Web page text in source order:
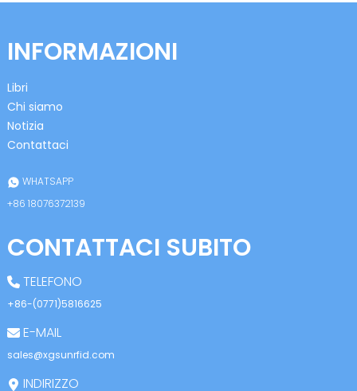
INFORMAZIONI
Libri
Chi siamo
Notizia
Contattaci
WHATSAPP
+86 18076372139
CONTATTACI SUBITO
TELEFONO
+86-(0771)5816625
E-MAIL
sales@xgsunrfid.com
INDIRIZZO